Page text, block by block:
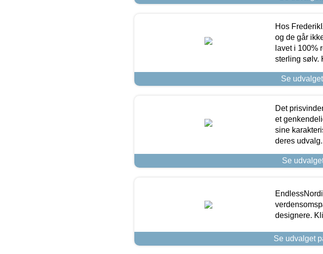
Hos
og de går
lavet i 100%
sterling sølv.
Se
Det
et
sine
deres udvalg.
Se
designere.
Se udvalget